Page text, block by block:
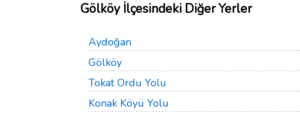
Gölköy İlçesindeki Diğer Yerler
Aydoğan
Gölköy
Tokat Ordu Yolu
Konak Köyü Yolu